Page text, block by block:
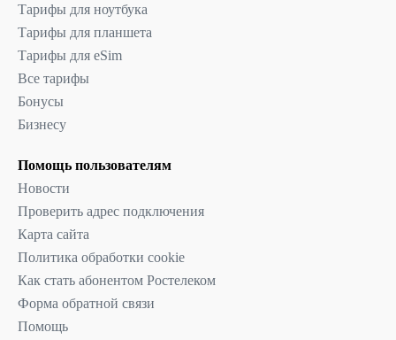
Тарифы для ноутбука
Тарифы для планшета
Тарифы для eSim
Все тарифы
Бонусы
Бизнесу
Помощь пользователям
Новости
Проверить адрес подключения
Карта сайта
Политика обработки cookie
Как стать абонентом Ростелеком
Форма обратной связи
Помощь